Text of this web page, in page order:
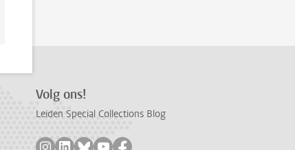
Volg ons!
Leiden Special Collections Blog
Volg ons op instagram
Volg ons op linkedin
Volg ons op bluesky
Volg ons op youtube